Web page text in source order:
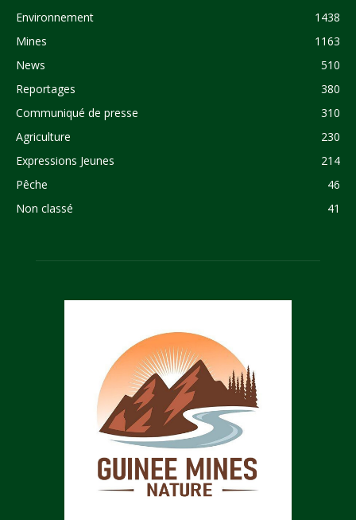
Environnement
1438
Mines
1163
News
510
Reportages
380
Communiqué de presse
310
Agriculture
230
Expressions Jeunes
214
Pêche
46
Non classé
41